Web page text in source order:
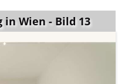
Wien - Bild 13